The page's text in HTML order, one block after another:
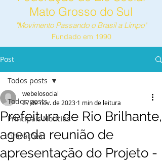
Mato Grosso do Sul
"Movimento Passando o Brasil a Limpo"
Fundado em 1990
Post
Todos posts
Principais Notícias
Gravações
Todos posts
Prefeitura de Rio Brilhante,
agenda reunião de
apresentação do Projeto -
webelosocial
27 de nov. de 2023 1 min de leitura